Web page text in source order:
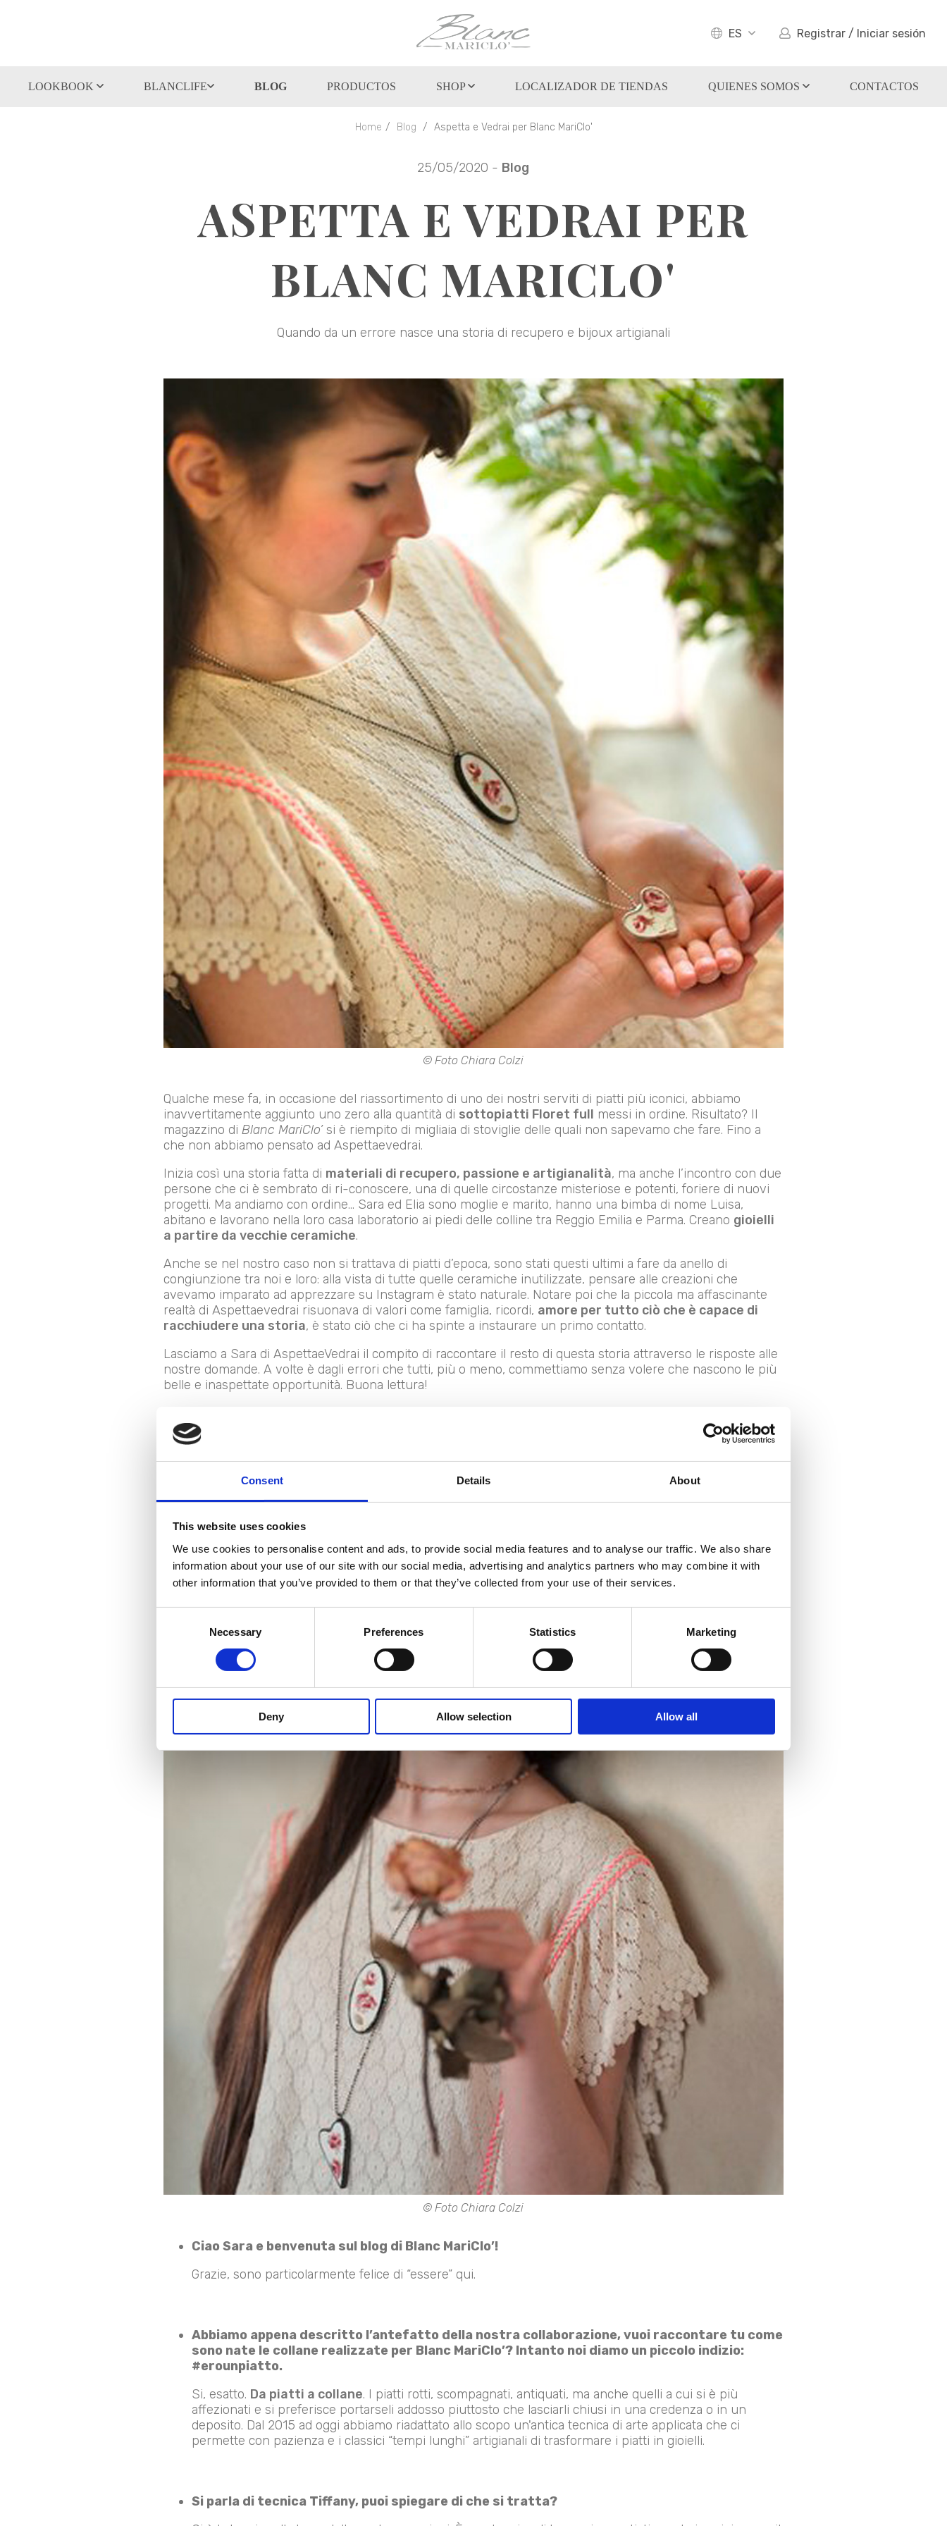
Consent Details About
This website uses cookies
We use cookies to personalise content and ads, to provide social media features and to analyse our traffic. We also share
information about your use of our site with our social media, advertising and analytics partners who may combine it with
other information that you’ve provided to them or that they’ve collected from your use of their services.
Necessary Preferences Statistics Marketing
Deny Allow selection Allow all
ES Registrar / Iniciar sesión
LOOKBOOK BLANCLIFE BLOG PRODUCTOS SHOP LOCALIZADOR DE TIENDAS QUIENES SOMOS CONTACTOS
Home Blog Aspetta e Vedrai per Blanc MariClo'
25/05/2020 - Blog
ASPETTA E VEDRAI PER
BLANC MARICLO'
Quando da un errore nasce una storia di recupero e bijoux artigianali
© Foto Chiara Colzi
Qualche mese fa, in occasione del riassortimento di uno dei nostri serviti di piatti più iconici, abbiamo
inavvertitamente aggiunto uno zero alla quantità di sottopiatti Floret full messi in ordine. Risultato? Il
magazzino di Blanc MariClo’si è riempito di migliaia di stoviglie delle quali non sapevamo che fare. Fino a
che non abbiamo pensato ad Aspettaevedrai.
Inizia così una storia fatta di materiali di recupero, passione e artigianalità, ma anche l’incontro con due
persone che ci è sembrato di ri-conoscere, una di quelle circostanze misteriose e potenti, foriere di nuovi
progetti. Ma andiamo con ordine… Sara ed Elia sono moglie e marito, hanno una bimba di nome Luisa,
abitano e lavorano nella loro casa laboratorio ai piedi delle colline tra Reggio Emilia e Parma. Creano gioielli
a partire da vecchie ceramiche.
Anche se nel nostro caso non si trattava di piatti d’epoca, sono stati questi ultimi a fare da anello di
congiunzione tra noi e loro: alla vista di tutte quelle ceramiche inutilizzate, pensare alle creazioni che
avevamo imparato ad apprezzare su Instagram è stato naturale. Notare poi che la piccola ma affascinante
realtà di Aspettaevedrai risuonava di valori come famiglia, ricordi, amore per tutto ciò che è capace di
racchiudere una storia, è stato ciò che ci ha spinte a instaurare un primo contatto.
Lasciamo a Sara di AspettaeVedrai il compito di raccontare il resto di questa storia attraverso le risposte alle
nostre domande. A volte è dagli errori che tutti, più o meno, commettiamo senza volere che nascono le più
belle e inaspettate opportunità. Buona lettura!
© Foto Chiara Colzi
Ciao Sara e benvenuta sul blog di Blanc MariClo’!
Grazie, sono particolarmente felice di “essere” qui.
Abbiamo appena descritto l’antefatto della nostra collaborazione, vuoi raccontare tu come
sono nate le collane realizzate per Blanc MariClo’? Intanto noi diamo un piccolo indizio:
#erounpiatto.
Si, esatto. Da piatti a collane. I piatti rotti, scompagnati, antiquati, ma anche quelli a cui si è più
affezionati e si preferisce portarseli addosso piuttosto che lasciarli chiusi in una credenza o in un
deposito. Dal 2015 ad oggi abbiamo riadattato allo scopo un'antica tecnica di arte applicata che ci
permette con pazienza e i classici “tempi lunghi” artigianali di trasformare i piatti in gioielli.
Si parla di tecnica Tiffany, puoi spiegare di che si tratta?